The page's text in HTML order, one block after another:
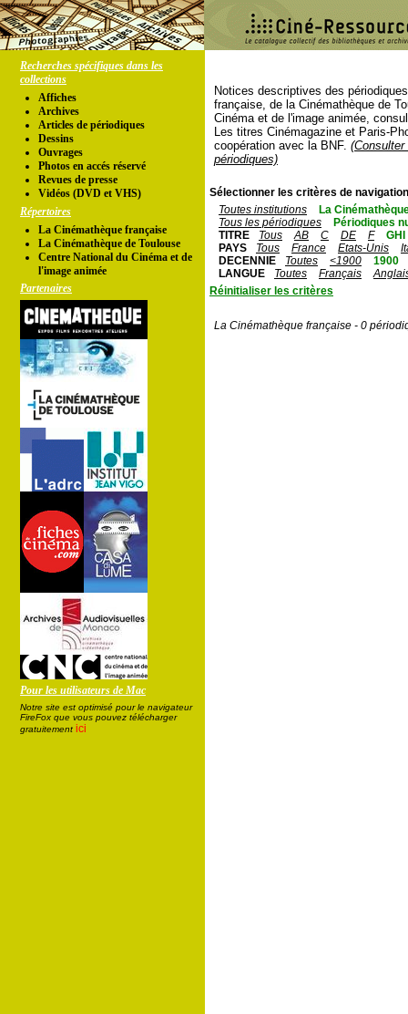
Recherches spécifiques dans les
collections
Affiches
Archives
Articles de périodiques
Dessins
Ouvrages
Photos en accés réservé
Revues de presse
Vidéos (DVD et VHS)
Répertoires
La Cinémathèque française
La Cinémathèque de Toulouse
Centre National du Cinéma et de
l'image animée
Partenaires
Pour les utilisateurs de Mac
Notre site est optimisé pour le navigateur
FireFox que vous pouvez télécharger
gratuitement ici
Notices descriptives des
française, de la Cinémathèque de
Cinéma et de l'image animée,
Les titres Cinémagazine et Paris-
coopération avec la BNF.
périodiques)
Sélectionner les critères de
Toutes institutions
La
Tous les périodiques
Périodiques
TITRE
Tous AB C DE F
GHI
PAYS
Tous France Etats-Unis
DECENNIE
Toutes <1900
1900
LANGUE
Toutes Français
Réinitialiser les critères
La Cinémathèque française - 0